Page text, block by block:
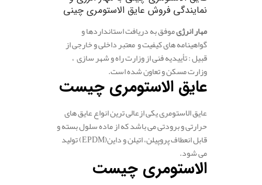
نمایندگی فروش عایق الاستومری چینی
مهار انرژیموفق به دریافت استانداردها و
گواهینامه های کیفیت و معتبر داخلی و خارجی از
قبیل : تأییدیه فنی از وزارت راه و شهر سازی ،
وزارت مسکن و تعاون شده است.
عایق الاستومری چیست
عایق الاستومری یکی ازعالی ترین انواع عایق های
حرارتی و برودتی می باشد که از ماده سلول بسته و
قابل انعطاف پروپیلن، اتیلن و داین(EPDM) تولید
می شود.
الاستومری چیست